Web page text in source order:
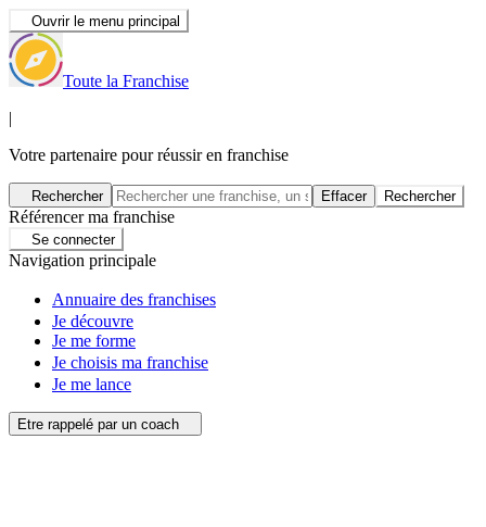
Ouvrir le menu principal
Toute la Franchise
|
Votre partenaire pour réussir en franchise
Rechercher Effacer Rechercher
Référencer ma franchise
Se connecter
Navigation principale
Annuaire des franchises
Je découvre
Je me forme
Je choisis ma franchise
Je me lance
Etre rappelé par un coach